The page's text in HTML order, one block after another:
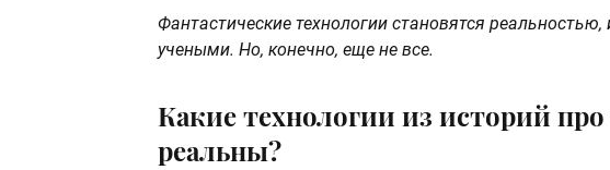
Фантастические технологии становятся
учеными. Но, конечно, еще не все.
Какие технологии из историй
реальны?